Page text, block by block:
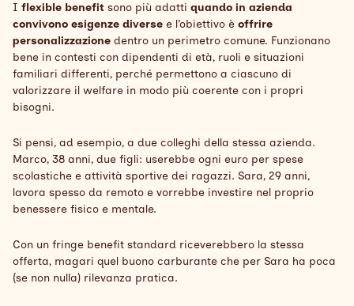
I flexible benefit sono più adatti quando in azienda
convivono esigenze diverse e l’obiettivo è offrire
personalizzazione dentro un perimetro comune. Funzionano
bene in contesti con dipendenti di età, ruoli e situazioni
familiari differenti, perché permettono a ciascuno di
valorizzare il welfare in modo più coerente con i propri
bisogni.
Si pensi, ad esempio, a due colleghi della stessa azienda.
Marco, 38 anni, due figli: userebbe ogni euro per spese
scolastiche e attività sportive dei ragazzi. Sara, 29 anni,
lavora spesso da remoto e vorrebbe investire nel proprio
benessere fisico e mentale.
Con un fringe benefit standard riceverebbero la stessa
offerta, magari quel buono carburante che per Sara ha poca
(se non nulla) rilevanza pratica.